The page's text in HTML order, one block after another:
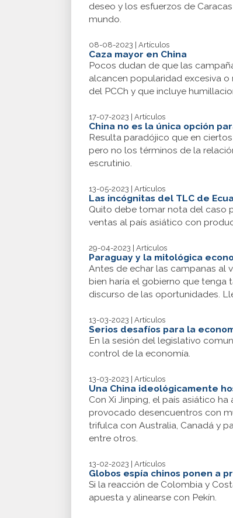
deseo y los esfuerzos de
mundo.
08-08-2023 | Artículos
Caza mayor en China
Pocos dudan de que las
alcancen popularidad excesiva
del PCCh y que incluye
17-07-2023 | Artículos
China no es la única opción
Resulta paradójico que en
pero no los términos de la
escrutinio.
13-05-2023 | Artículos
Las incógnitas del TLC de
Quito debe tomar nota del caso
ventas al país asiático con
29-04-2023 | Artículos
Paraguay y la mitológica
Antes de echar las campanas al
bien haría el gobierno que tenga
discurso de las oportunidades.
13-03-2023 | Artículos
Serios desafíos para la
En la sesión del legislativo
control de la economía.
13-03-2023 | Artículos
Una China ideológicamente
Con Xi Jinping, el país asiático
provocado desencuentros con
trifulca con Australia, Canadá y
entre otros.
13-02-2023 | Artículos
Globos espía chinos ponen a
Si la reacción de Colombia y
apuesta y alinearse con Pekín.